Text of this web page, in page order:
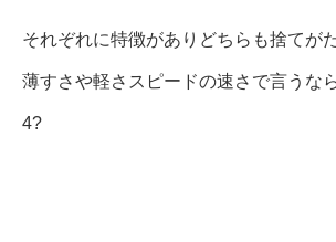
それぞれに特徴がありどちらも捨てが
薄すさや軽さスピードの速さで言うな
4?